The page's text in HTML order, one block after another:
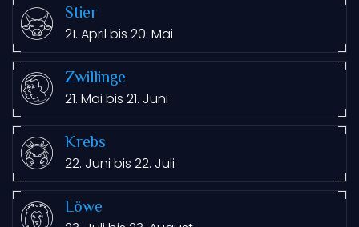
Stier
21. April bis 20. Mai
Zwillinge
21. Mai bis 21. Juni
Krebs
22. Juni bis 22. Juli
Löwe